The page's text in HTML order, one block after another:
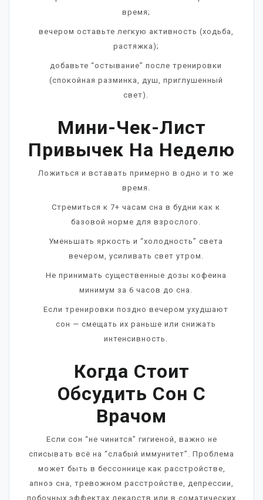
время;
вечером оставьте легкую активность (ходьба,
растяжка);
добавьте “остывание” после тренировки
(спокойная разминка, душ, приглушенный
свет).
Мини-Чек-Лист
Привычек На Неделю
Ложиться и вставать примерно в одно и то же
время.
Стремиться к 7+ часам сна в будни как к
базовой норме для взрослого.
Уменьшать яркость и “холодность” света
вечером, усиливать свет утром.
Не принимать существенные дозы кофеина
минимум за 6 часов до сна.
Если тренировки поздно вечером ухудшают
сон — смещать их раньше или снижать
интенсивность.
Когда Стоит
Обсудить Сон С
Врачом
Если сон “не чинится” гигиеной, важно не
списывать всё на “слабый иммунитет”. Проблема
может быть в бессоннице как расстройстве,
апноэ сна, тревожном расстройстве, депрессии,
побочных эффектах лекарств или в соматических